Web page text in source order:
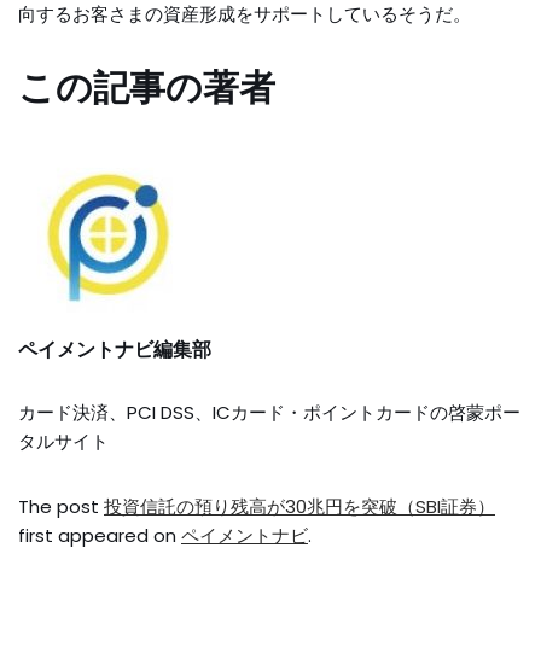
向するお客さまの資産形成をサポートしているそうだ。
この記事の著者
ペイメントナビ編集部
カード決済、PCI DSS、ICカード・ポイントカードの啓蒙ポー
タルサイト
The post 投資信託の預り残高が30兆円を突破（SBI証券）
first appeared on ペイメントナビ.